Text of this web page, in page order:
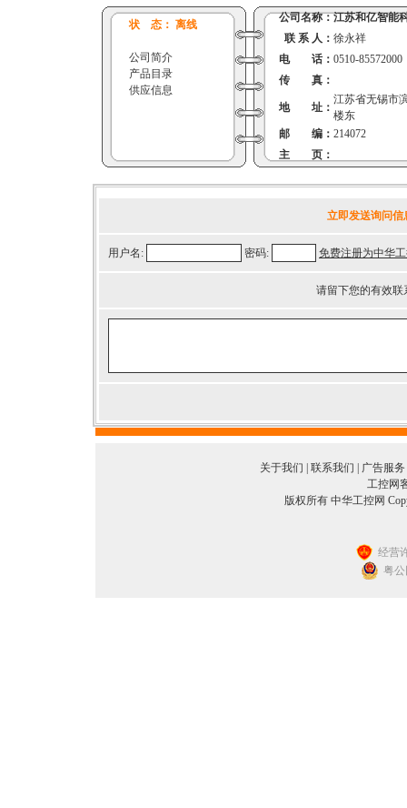
状 态： 离线
公司简介
产品目录
供应信息
公司名称：江苏和亿智能
联 系 人： 徐永祥
电 话： 0510-85572000
传 真：
地 址：
江苏省无锡市
楼东
邮 编： 214072
主 页：
立即发送询问信
用户名: 密码: 免费注册为中华
请留下您的有效
关于我们 联系我们 广告服务
工控网
版权所有 中华工控网
经营
粤公